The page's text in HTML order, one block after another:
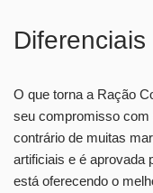
Diferenciais
O que torna a Ração
seu compromisso com
contrário de muitas
artificiais e é aprovada
está oferecendo o